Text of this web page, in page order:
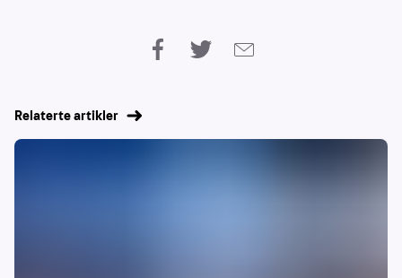
Relaterte artikler